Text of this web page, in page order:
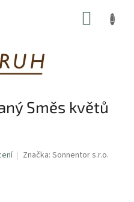
Směs květů
Značka: Sonnentor s.r.o.